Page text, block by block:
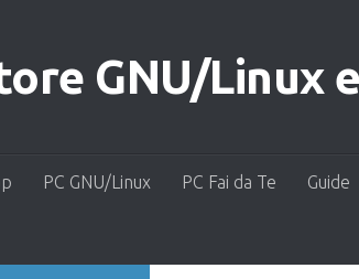
GNU/Linux
PC GNU/Linux PC Fai da Te Guide